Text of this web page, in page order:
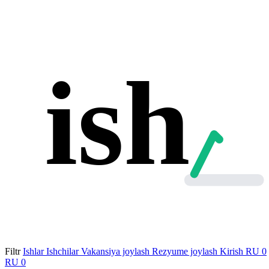
ish
Filtr Ishlar Ishchilar Vakansiya joylash Rezyume joylash Kirish RU 0
RU 0